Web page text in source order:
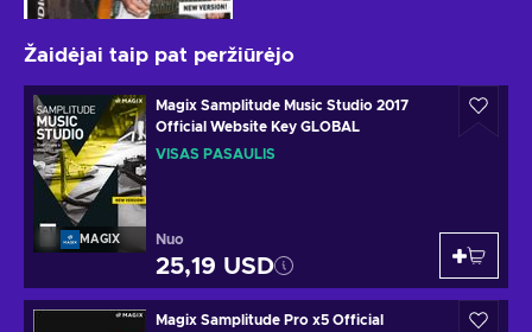
Žaidėjai taip pat peržiūrėjo
MAGIX
Magix Samplitude Music Studio 2017
Official Website Key GLOBAL
VISAS PASAULIS
Nuo
25,19 USD
Magix Samplitude Pro x5 Official